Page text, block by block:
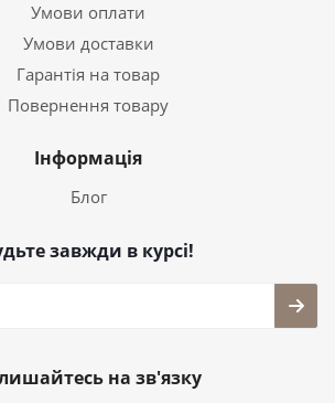
Умови оплати
Умови доставки
Гарантія на товар
Повернення товару
Інформація
Блог
завжди в курсі!
на зв'язку